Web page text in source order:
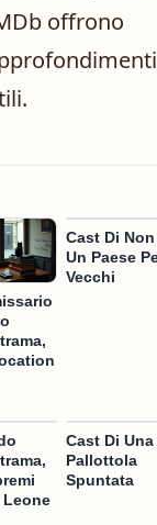
offrono
Cast Di Non
Un Paese
Vecchi
Cast Di Una
Pallottola
Spuntata